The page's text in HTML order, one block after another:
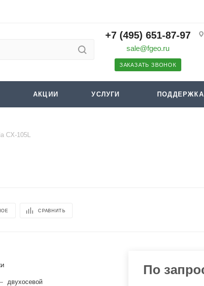
+7 (495) 651-87-97
sale@fgeo.ru
ЗАКАЗАТЬ ЗВОНОК
АКЦИИ УСЛУГИ ПОДДЕРЖКА
CX-105L
СРАВНИТЬ
двухосевой
По